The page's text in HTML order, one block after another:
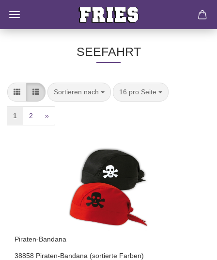
SEEFAHRT
Sortieren nach 16 pro Seite
1 2 »
Piraten-​​Banda­na
38858 Piraten-​Bandana (sor­tier­te Far­ben)